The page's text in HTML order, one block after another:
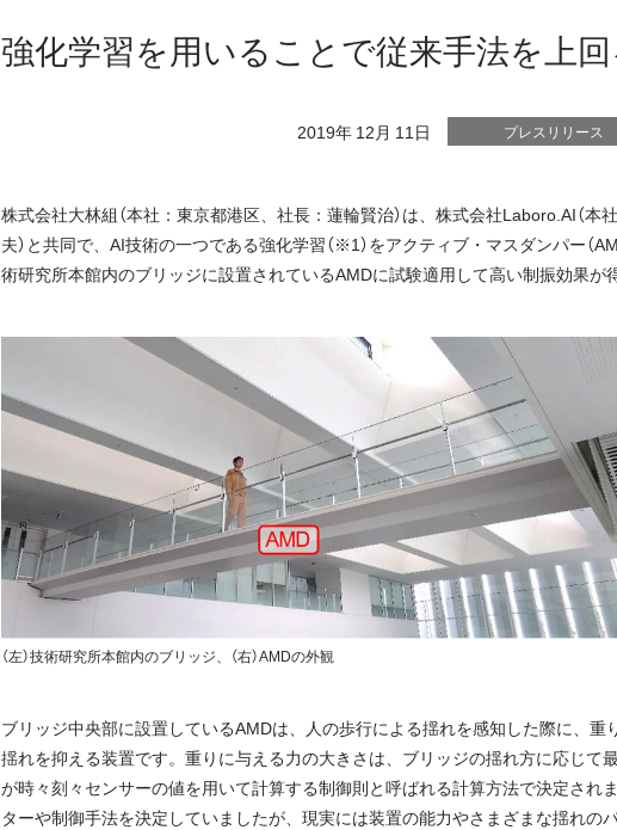
強化学習を用いることで従来手法を上
2019年 12月 11日 プレスリリース
株式会社大林組（本社：東京都港区、社長：蓮輪賢治）は、株式会社Laboro.AI（
夫）と共同で、AI技術の一つである強化学習（※1）をアクティブ・マスダンパー（
術研究所本館内のブリッジに設置されているAMDに試験適用して高い制振効果が
（左）技術研究所本館内のブリッジ、（右）AMDの外観
ブリッジ中央部に設置しているAMDは、人の歩行による揺れを感知した際に、
揺れを抑える装置です。重りに与える力の大きさは、ブリッジの揺れ方に応じて
が時々刻々センサーの値を用いて計算する制御則と呼ばれる計算方法で決定され
ターや制御手法を決定していましたが、現実には装置の能力やさまざまな揺れの